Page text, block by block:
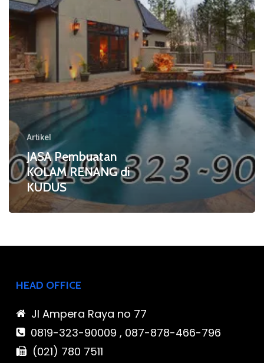
Artikel
JASA Pembuatan
KOLAM RENANG di
KUDUS
HEAD OFFICE
Jl Ampera Raya no 77
0819-323-90009 , 087-878-466-796
(021) 780 7511